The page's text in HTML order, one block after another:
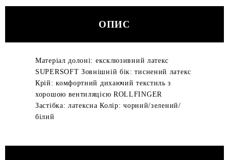
ОПИС
Матеріал долоні: ексклюзивний латекс
SUPERSOFT Зовнішній бік: тиснений латекс
Крій: комфортний дихаючий текстиль з
хорошою вентиляцією ROLLFINGER
Застібка: латексна Колір: чорний/зелений/
білий